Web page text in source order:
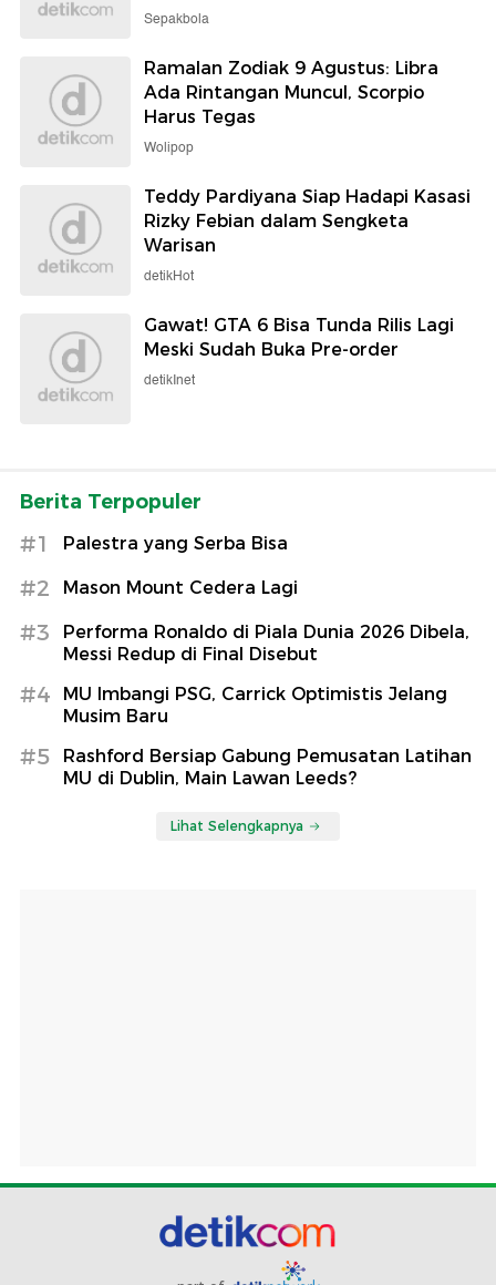
Sepakbola
Ramalan Zodiak 9 Agustus: Libra
Ada Rintangan Muncul, Scorpio
Harus Tegas
Wolipop
Teddy Pardiyana Siap Hadapi Kasasi
Rizky Febian dalam Sengketa
Warisan
detikHot
Gawat! GTA 6 Bisa Tunda Rilis Lagi
Meski Sudah Buka Pre-order
detikInet
Berita Terpopuler
#1 Palestra yang Serba Bisa
#2 Mason Mount Cedera Lagi
#3
Performa Ronaldo di Piala Dunia 2026 Dibela,
Messi Redup di Final Disebut
#4
MU Imbangi PSG, Carrick Optimistis Jelang
Musim Baru
#5
Rashford Bersiap Gabung Pemusatan Latihan
MU di Dublin, Main Lawan Leeds?
Lihat Selengkapnya